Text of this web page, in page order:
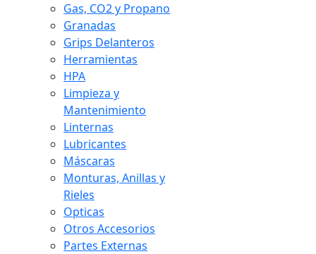
Gas, CO2 y Propano
Granadas
Grips Delanteros
Herramientas
HPA
Limpieza y
Mantenimiento
Linternas
Lubricantes
Máscaras
Monturas, Anillas y
Rieles
Opticas
Otros Accesorios
Partes Externas